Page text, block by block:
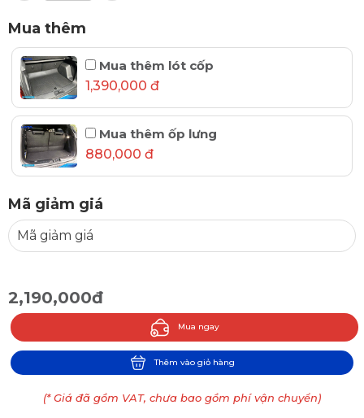
Mua thêm
Mua thêm lót cốp
1,390,000 đ
Mua thêm ốp lưng
880,000 đ
Mã giảm giá
2,190,000đ
Mua ngay
Thêm vào giỏ hàng
(* Giá đã gồm VAT, chưa bao gồm phí vận chuyển)